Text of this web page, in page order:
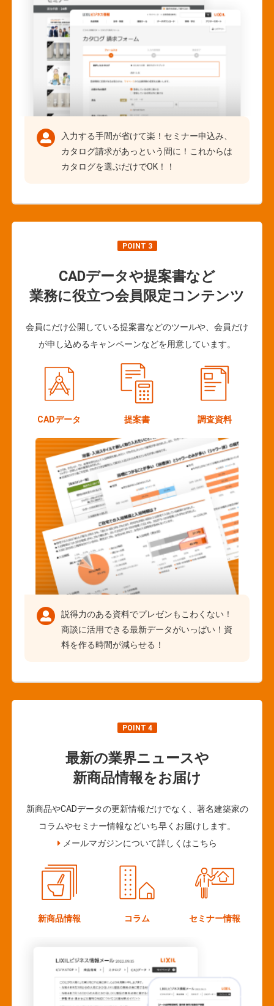
入力する手間が省けて楽！セミナー申込み、
カタログ請求があっという間に！これからは
カタログを選ぶだけでOK！！
POINT 3
CADデータや提案書など
業務に役立つ会員限定コンテンツ
会員にだけ公開している提案書などのツールや、会員だけ
が申し込めるキャンペーンなどを用意しています。
CADデータ 提案書 調査資料
説得力のある資料でプレゼンもこわくない！
商談に活用できる最新データがいっぱい！資
料を作る時間が減らせる！
POINT 4
最新の業界ニュースや
新商品情報をお届け
新商品やCADデータの更新情報だけでなく、著名建築家の
コラムやセミナー情報などいち早くお届けします。
メールマガジンについて詳しくはこちら
新商品情報 コラム セミナー情報